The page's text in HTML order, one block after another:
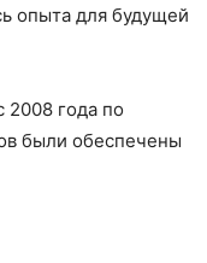
опыта для будущей
года по
были обеспечены